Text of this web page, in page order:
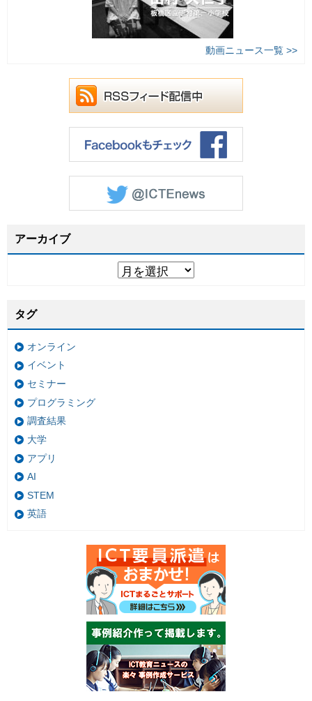
動画ニュース一覧 >>
アーカイブ
タグ
オンライン
イベント
セミナー
プログラミング
調査結果
大学
アプリ
AI
STEM
英語